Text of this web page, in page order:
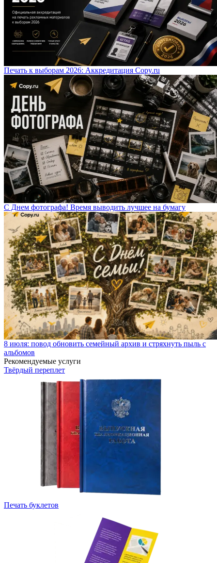
Печать к выборам 2026: Аккредитация Copy.ru
С Днем фотографа! Время выводить лучшее на бумагу
8 июля: повод обновить семейный архив и стряхнуть пыль с
альбомов
Рекомендуемые услуги
Твёрдый переплет
Печать буклетов